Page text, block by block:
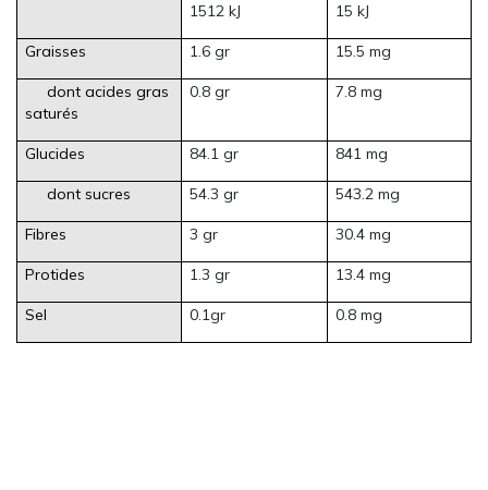
1512 kJ 15 kJ
Graisses 1.6 gr 15.5 mg
dont acides gras
saturés
0.8 gr 7.8 mg
Glucides 84.1 gr 841 mg
dont sucres 54.3 gr 543.2 mg
Fibres 3 gr 30.4 mg
Protides 1.3 gr 13.4 mg
Sel 0.1gr 0.8 mg